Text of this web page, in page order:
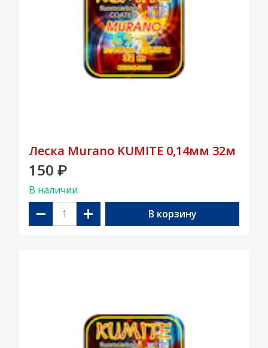
Леска Murano KUMITE 0,14мм 32м
150 ₽
В наличии
− + В корзину